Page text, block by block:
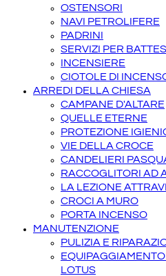
OSTENSORI
NAVI PETROLIFERE
PADRINI
SERVIZI PER
INCENSIERE
CIOTOLE DI
ARREDI DELLA CHIESA
CAMPANE D'ALTARE
QUELLE ETERNE
PROTEZIONE
VIE DELLA CROCE
CANDELIERI
RACCOGLITORI AD
LA LEZIONE
CROCI A MURO
PORTA INCENSO
MANUTENZIONE
PULIZIA E
LOTUS